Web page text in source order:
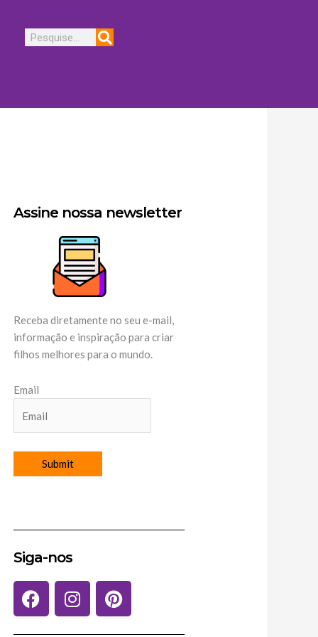
Assine nossa newsletter
Receba diretamente no seu e-mail,
informação e inspiração para criar
filhos melhores para o mundo.
Email
Siga-nos
F
a
I
n
P
i